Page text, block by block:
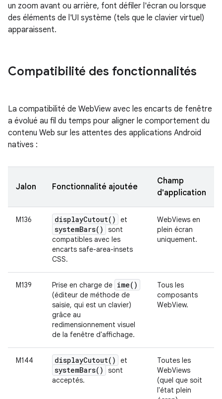
un zoom avant ou arrière, font défiler l'écran ou lorsque
des éléments de l'UI système (tels que le clavier virtuel)
apparaissent.
Compatibilité des fonctionnalités
La compatibilité de WebView avec les encarts de fenêtre
a évolué au fil du temps pour aligner le comportement du
contenu Web sur les attentes des applications Android
natives :
Jalon Fonctionnalité ajoutée
Champ
d'application
M136 displayCutout( ) et
systemBars( )
sont
compatibles avec les
encarts safe-area-insets
CSS.
WebViews en
plein écran
uniquement.
M139 Prise en charge de ime( )
(éditeur de méthode de
saisie, qui est un clavier)
grâce au
redimensionnement visuel
de la fenêtre d'affichage.
Tous les
composants
WebView.
M144 displayCutout( ) et
systemBars( )
sont
acceptés.
Toutes les
WebViews
(quel que soit
l'état plein